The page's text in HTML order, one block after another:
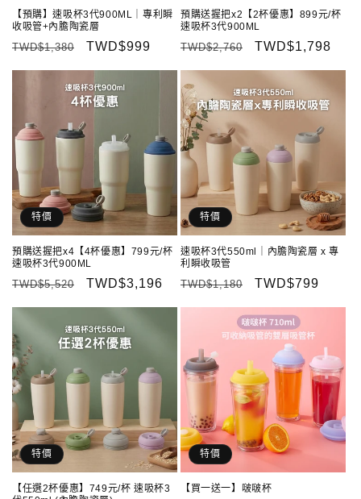
【預購】速吸杯3代900ML｜專利瞬
收吸管+內膽陶瓷層
定
TWD$1,380
售
TWD$999
預購送握把x2【2杯優惠】899元/杯
速吸杯3代900ML
定
TWD$2,760
售
TWD$1,798
特價
預購送握把x4【4杯優惠】799元/杯
速吸杯3代900ML
定
TWD$5,520
售
TWD$3,196
特價
速吸杯3代550ml｜內膽陶瓷層 x 專
利瞬收吸管
定
TWD$1,180
售
TWD$799
特價
【任選2杯優惠】749元/杯 速吸杯3
特價
【買一送一】啵啵杯